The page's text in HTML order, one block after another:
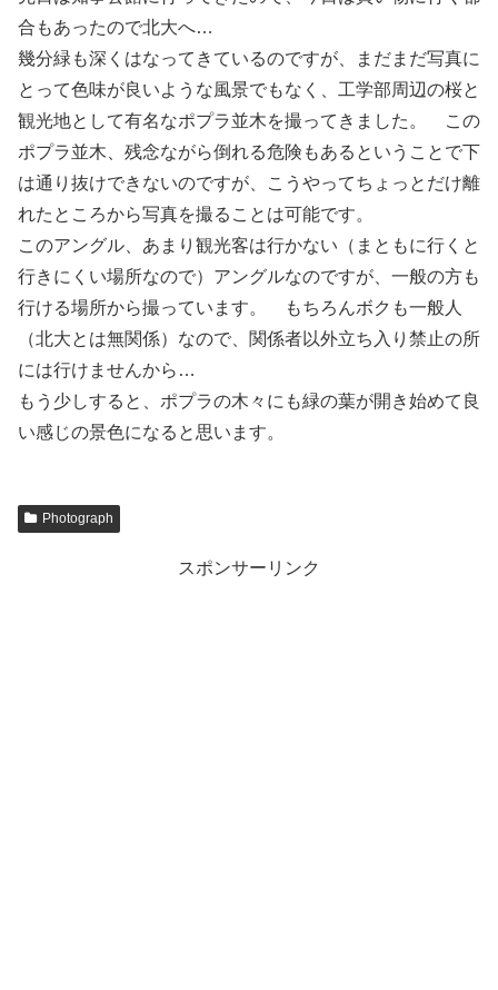
合もあったので北大へ…
幾分緑も深くはなってきているのですが、まだまだ写真に
とって色味が良いような風景でもなく、工学部周辺の桜と
観光地として有名なポプラ並木を撮ってきました。 この
ポプラ並木、残念ながら倒れる危険もあるということで下
は通り抜けできないのですが、こうやってちょっとだけ離
れたところから写真を撮ることは可能です。
このアングル、あまり観光客は行かない（まともに行くと
行きにくい場所なので）アングルなのですが、一般の方も
行ける場所から撮っています。 もちろんボクも一般人
（北大とは無関係）なので、関係者以外立ち入り禁止の所
には行けませんから…
もう少しすると、ポプラの木々にも緑の葉が開き始めて良
い感じの景色になると思います。
Photograph
スポンサーリンク